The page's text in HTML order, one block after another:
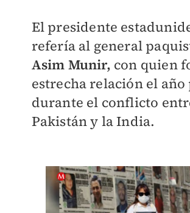
El presidente
refería al general
Asim Munir, con quien
estrecha relación el año
durante el conflicto
Pakistán y la India.